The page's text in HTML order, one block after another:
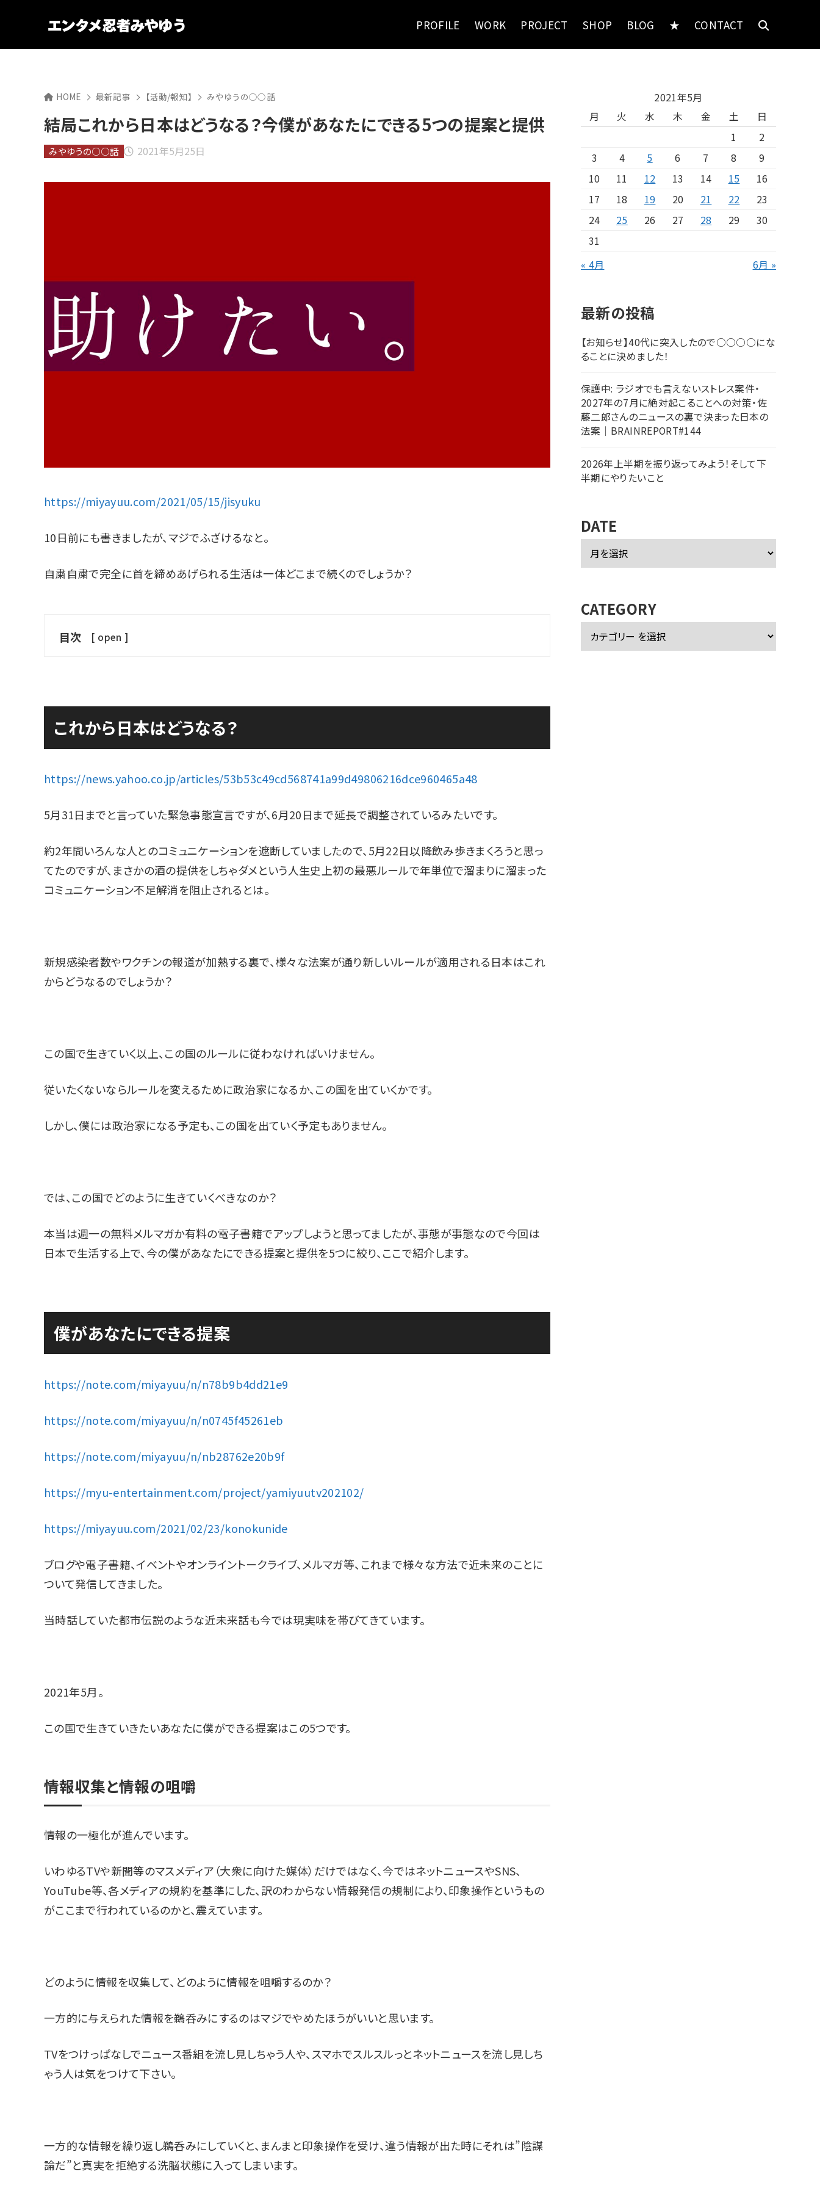
PROFILE WORK PROJECT SHOP BLOG ★ CONTACT
HOME 最新記事 【活動/報知】 みやゆうの○○話
結局これから日本はどうなる？今僕があなたにできる5つの提案と提供
2021年5月25日
みやゆうの○○話
https://miyayuu.com/2021/05/15/jisyuku
10日前にも書きましたが、マジでふざけるなと。
自粛自粛で完全に首を締めあげられる生活は一体どこまで続くのでしょうか？
目次 [ open ]
これから日本はどうなる？
https://news.yahoo.co.jp/articles/53b53c49cd568741a99d49806216dce960465a48
5月31日までと言っていた緊急事態宣言ですが、6月20日まで延長で調整されているみたいです。
約2年間いろんな人とのコミュニケーションを遮断していましたので、5月22日以降飲み歩きまくろうと思っ
てたのですが、まさかの酒の提供をしちゃダメという人生史上初の最悪ルールで年単位で溜まりに溜まった
コミュニケーション不足解消を阻止されるとは。
新規感染者数やワクチンの報道が加熱する裏で、様々な法案が通り新しいルールが適用される日本はこれ
からどうなるのでしょうか？
この国で生きていく以上、この国のルールに従わなければいけません。
従いたくないならルールを変えるために政治家になるか、この国を出ていくかです。
しかし、僕には政治家になる予定も、この国を出ていく予定もありません。
では、この国でどのように生きていくべきなのか？
本当は週一の無料メルマガか有料の電子書籍でアップしようと思ってましたが、事態が事態なので今回は
日本で生活する上で、今の僕があなたにできる提案と提供を5つに絞り、ここで紹介します。
僕があなたにできる提案
https://note.com/miyayuu/n/n78b9b4dd21e9
https://note.com/miyayuu/n/n0745f45261eb
https://note.com/miyayuu/n/nb28762e20b9f
https://myu-entertainment.com/project/yamiyuutv202102/
https://miyayuu.com/2021/02/23/konokunide
ブログや電子書籍、イベントやオンライントークライブ、メルマガ等、これまで様々な方法で近未来のことに
ついて発信してきました。
当時話していた都市伝説のような近未来話も今では現実味を帯びてきています。
2021年5月。
この国で生きていきたいあなたに僕ができる提案はこの5つです。
情報収集と情報の咀嚼
情報の一極化が進んでいます。
いわゆるTVや新聞等のマスメディア（大衆に向けた媒体）だけではなく、今ではネットニュースやSNS、
YouTube等、各メディアの規約を基準にした、訳のわからない情報発信の規制により、印象操作というもの
がここまで行われているのかと、震えています。
どのように情報を収集して、どのように情報を咀嚼するのか？
一方的に与えられた情報を鵜呑みにするのはマジでやめたほうがいいと思います。
TVをつけっぱなしでニュース番組を流し見しちゃう人や、スマホでスルスルっとネットニュースを流し見しち
ゃう人は気をつけて下さい。
一方的な情報を繰り返し鵜呑みにしていくと、まんまと印象操作を受け、違う情報が出た時にそれは”陰謀
論だ”と真実を拒絶する洗脳状態に入ってしまいます。
2021年5月
月
火 水 木 金 土
日
1
2
3
4 5 6 7 8
9
10
11 12 13 14 15
16
17
18 19 20 21 22
23
24
25 26 27 28 29
30
31
« 4月
6月 »
最新の投稿
【お知らせ】40代に突入したので○○○○にな
ることに決めました！
保護中: ラジオでも言えないストレス案件・
2027年の7月に絶対起こることへの対策・佐
藤二郎さんのニュースの裏で決まった日本の
法案｜BRAINREPORT#144
2026年上半期を振り返ってみよう！そして下
半期にやりたいこと
DATE
ー
ブ
CATEGORY